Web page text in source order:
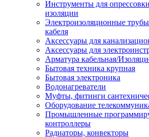
Инструменты для
изоляции
Электроизоляционные
кабеля
Аксессуары для
Аксессуары для
Арматура кабельная/
Бытовая техника крупная
Бытовая электроника
Водонагреватели
Муфты, фитинги
Оборудование
Промышленные
контроллеры
Радиаторы, конвекторы